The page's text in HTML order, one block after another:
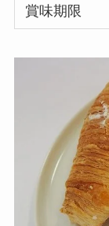
賞味期限